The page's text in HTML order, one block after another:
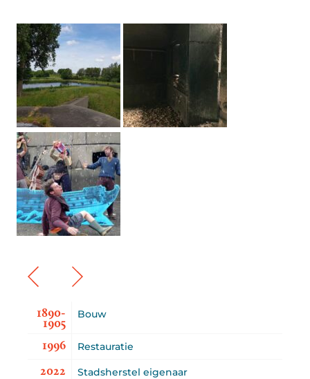
1890-
1905
Bouw
1996 Restauratie
2022 Stadsherstel eigenaar